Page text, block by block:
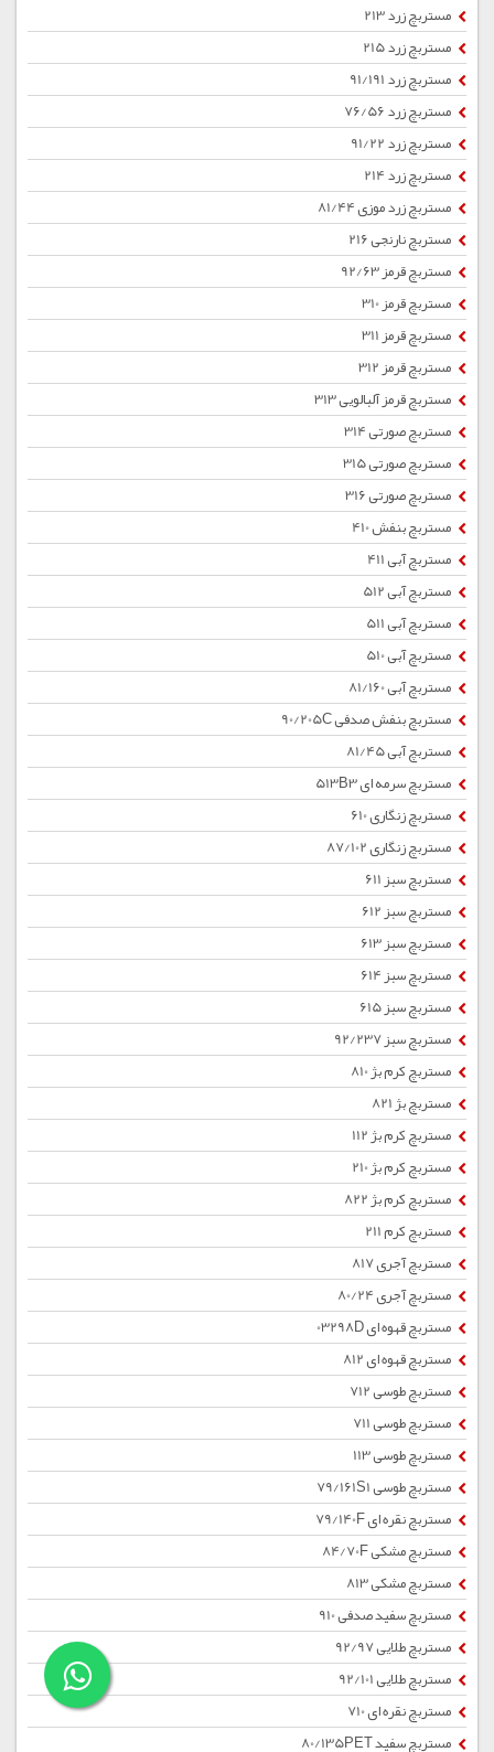
مستربچ زرد 213
مستربچ زرد 215
مستربچ زرد 91/191
مستربچ زرد 76/56
مستربچ زرد 91/22
مستربچ زرد 214
مستربچ زرد موزی 81/44
مستربچ نارنجی 216
مستربچ قرمز 92/63
مستربچ قرمز 310
مستربچ قرمز 311
مستربچ قرمز 312
مستربچ قرمز آلبالویی 313
مستربچ صورتی 314
مستربچ صورتی 315
مستربچ صورتی 316
مستربچ بنفش 410
مستربچ آبی 411
مستربچ آبی 512
مستربچ آبی 511
مستربچ آبی 510
مستربچ آبی 81/160
مستربچ بنفش صدفی 90/205C
مستربچ آبی 81/45
مستربچ سرمه ای 513B3
مستربچ زنگاری 610
مستربچ زنگاری 87/102
مستربچ سبز 611
مستربچ سبز 612
مستربچ سبز 613
مستربچ سبز 614
مستربچ سبز 615
مستربچ سبز 92/237
مستربچ کرم بژ 810
مستربچ بژ 821
مستربچ کرم بژ 112
مستربچ کرم بژ 210
مستربچ کرم بژ 822
مستربچ کرم 211
مستربچ آجری 817
مستربچ آجری 80/24
مستربچ قهوه ای 03298D
مستربچ قهوه ای 812
مستربچ طوسی 712
مستربچ طوسی 711
مستربچ طوسی 113
مستربچ طوسی 79/161S1
مستربچ نقره ای 79/140F
مستربچ مشکی 84/70F
مستربچ مشکی 813
مستربچ سفید صدفی 910
مستربچ طلایی 92/97
مستربچ طلایی 92/101
مستربچ نقره ای 710
مستربچ سفید 80/135PET